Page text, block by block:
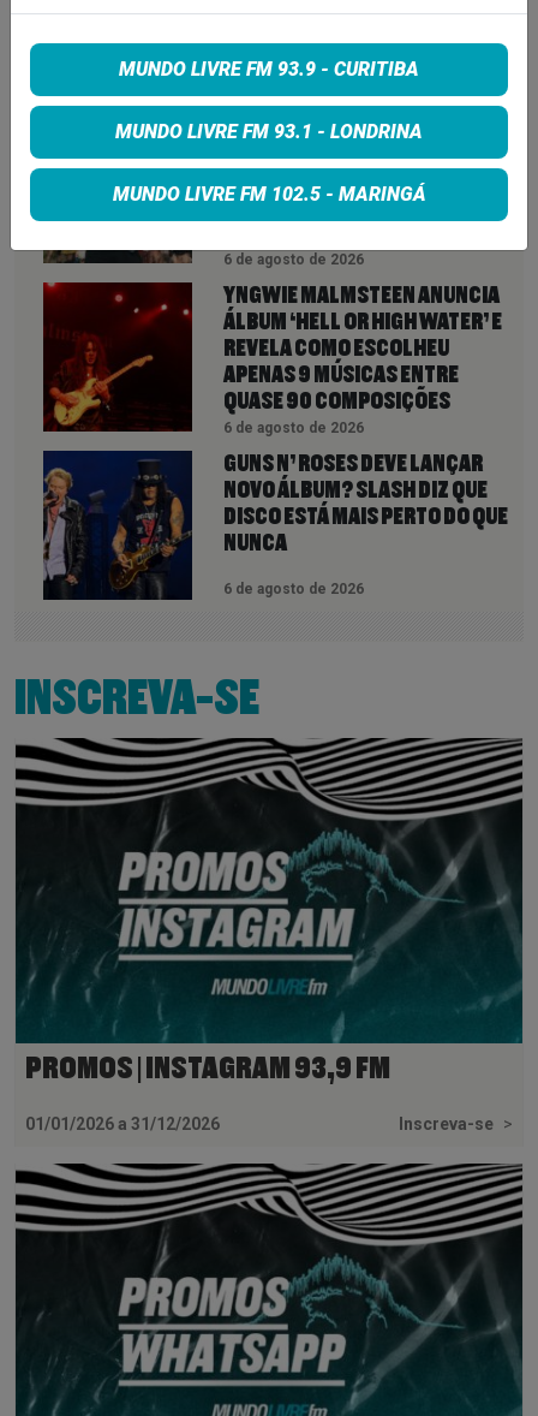
VEJA TAMBÉM
QUEENS OF THE STONE AGE CRIA
LINHA TELEFÔNICA PARA OUVIR
RECLAMAÇÕES DOS FÃS; BANDA
DIZ QUE “NENHUMA LAMÚRIA É
6 de agosto de 2026
YNGWIE MALMSTEEN ANUNCIA
ÁLBUM ‘HELL OR HIGH WATER’ E
REVELA COMO ESCOLHEU
APENAS 9 MÚSICAS ENTRE
QUASE 90 COMPOSIÇÕES
6 de agosto de 2026
GUNS N’ ROSES DEVE LANÇAR
NOVO ÁLBUM? SLASH DIZ QUE
DISCO ESTÁ MAIS PERTO DO QUE
NUNCA
6 de agosto de 2026
INSCREVA-SE
PROMOS | INSTAGRAM 93,9 FM
01/01/2026 a 31/12/2026 Inscreva-se >
MUNDO LIVRE FM 93.9 - CURITIBA
MUNDO LIVRE FM 93.1 - LONDRINA
MUNDO LIVRE FM 102.5 - MARINGÁ